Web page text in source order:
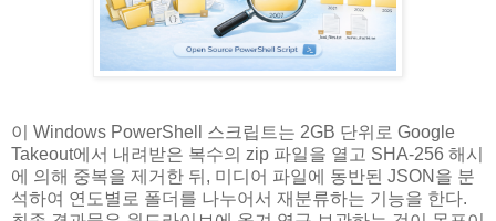
이 Windows PowerShell 스크립트는 2GB 단위로 Google
Takeout에서 내려받은 복수의 zip 파일을 열고 SHA-256 해시
에 의해 중복을 제거한 뒤, 미디어 파일에 동반된 JSON을 분
석하여 연도별로 폴더를 나누어서 재분류하는 기능을 한다.